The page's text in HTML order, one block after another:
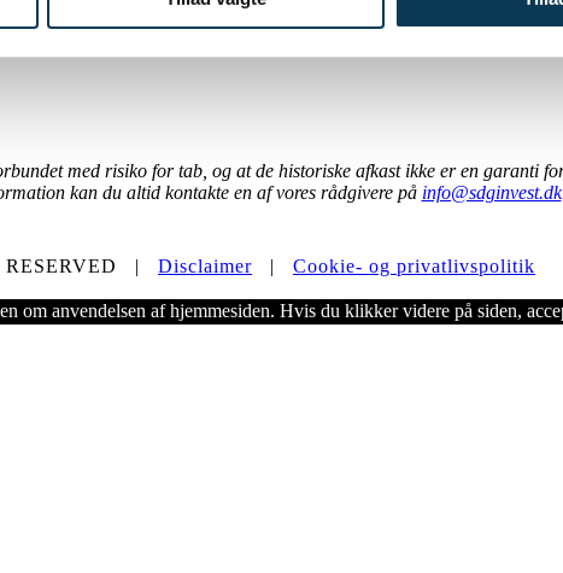
med risiko for tab, og at de historiske afkast ikke er en garanti
kan du altid kontakte en af vores rådgivere på info@sdginvest.dk
RESERVED | Disclaimer | Cookie- og privatlivspolitik
om anvendelsen af hjemmesiden. Hvis du klikker videre på siden,